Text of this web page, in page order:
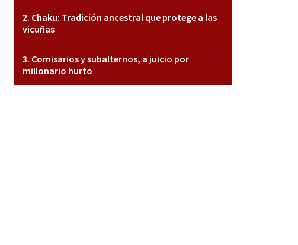
Chaku: Tradición ancestral que protege a las
vicuñas
Comisarios y subalternos, a juicio por
millonario hurto